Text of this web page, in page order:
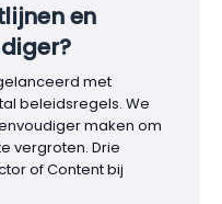
en
met
beleidsregels. We
maken om
vergroten. Drie
of Content bij